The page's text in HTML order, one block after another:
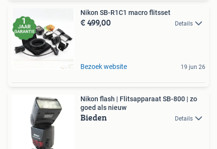
Nikon SB-R1C1 macro flitsset
€ 499,00 Details
Bezoek website 19 jun 26
Nikon flash | Flitsapparaat SB-800 | zo
goed als nieuw
Bieden Details